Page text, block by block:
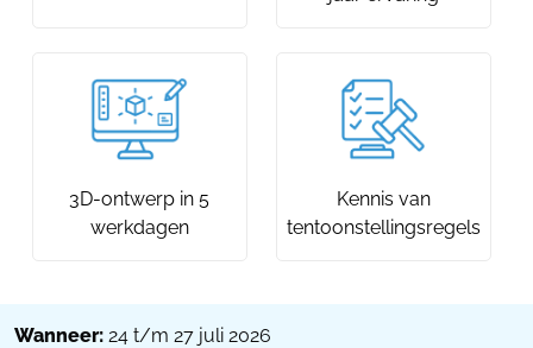
3D-ontwerp in 5
werkdagen
Kennis van
tentoonstellingsregels
Wanneer: 24 t/m 27 juli 2026